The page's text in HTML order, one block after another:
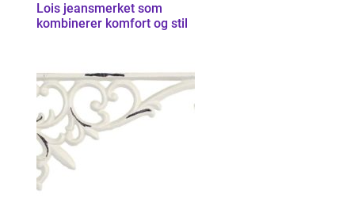
Lois jeansmerket som
kombinerer komfort og stil